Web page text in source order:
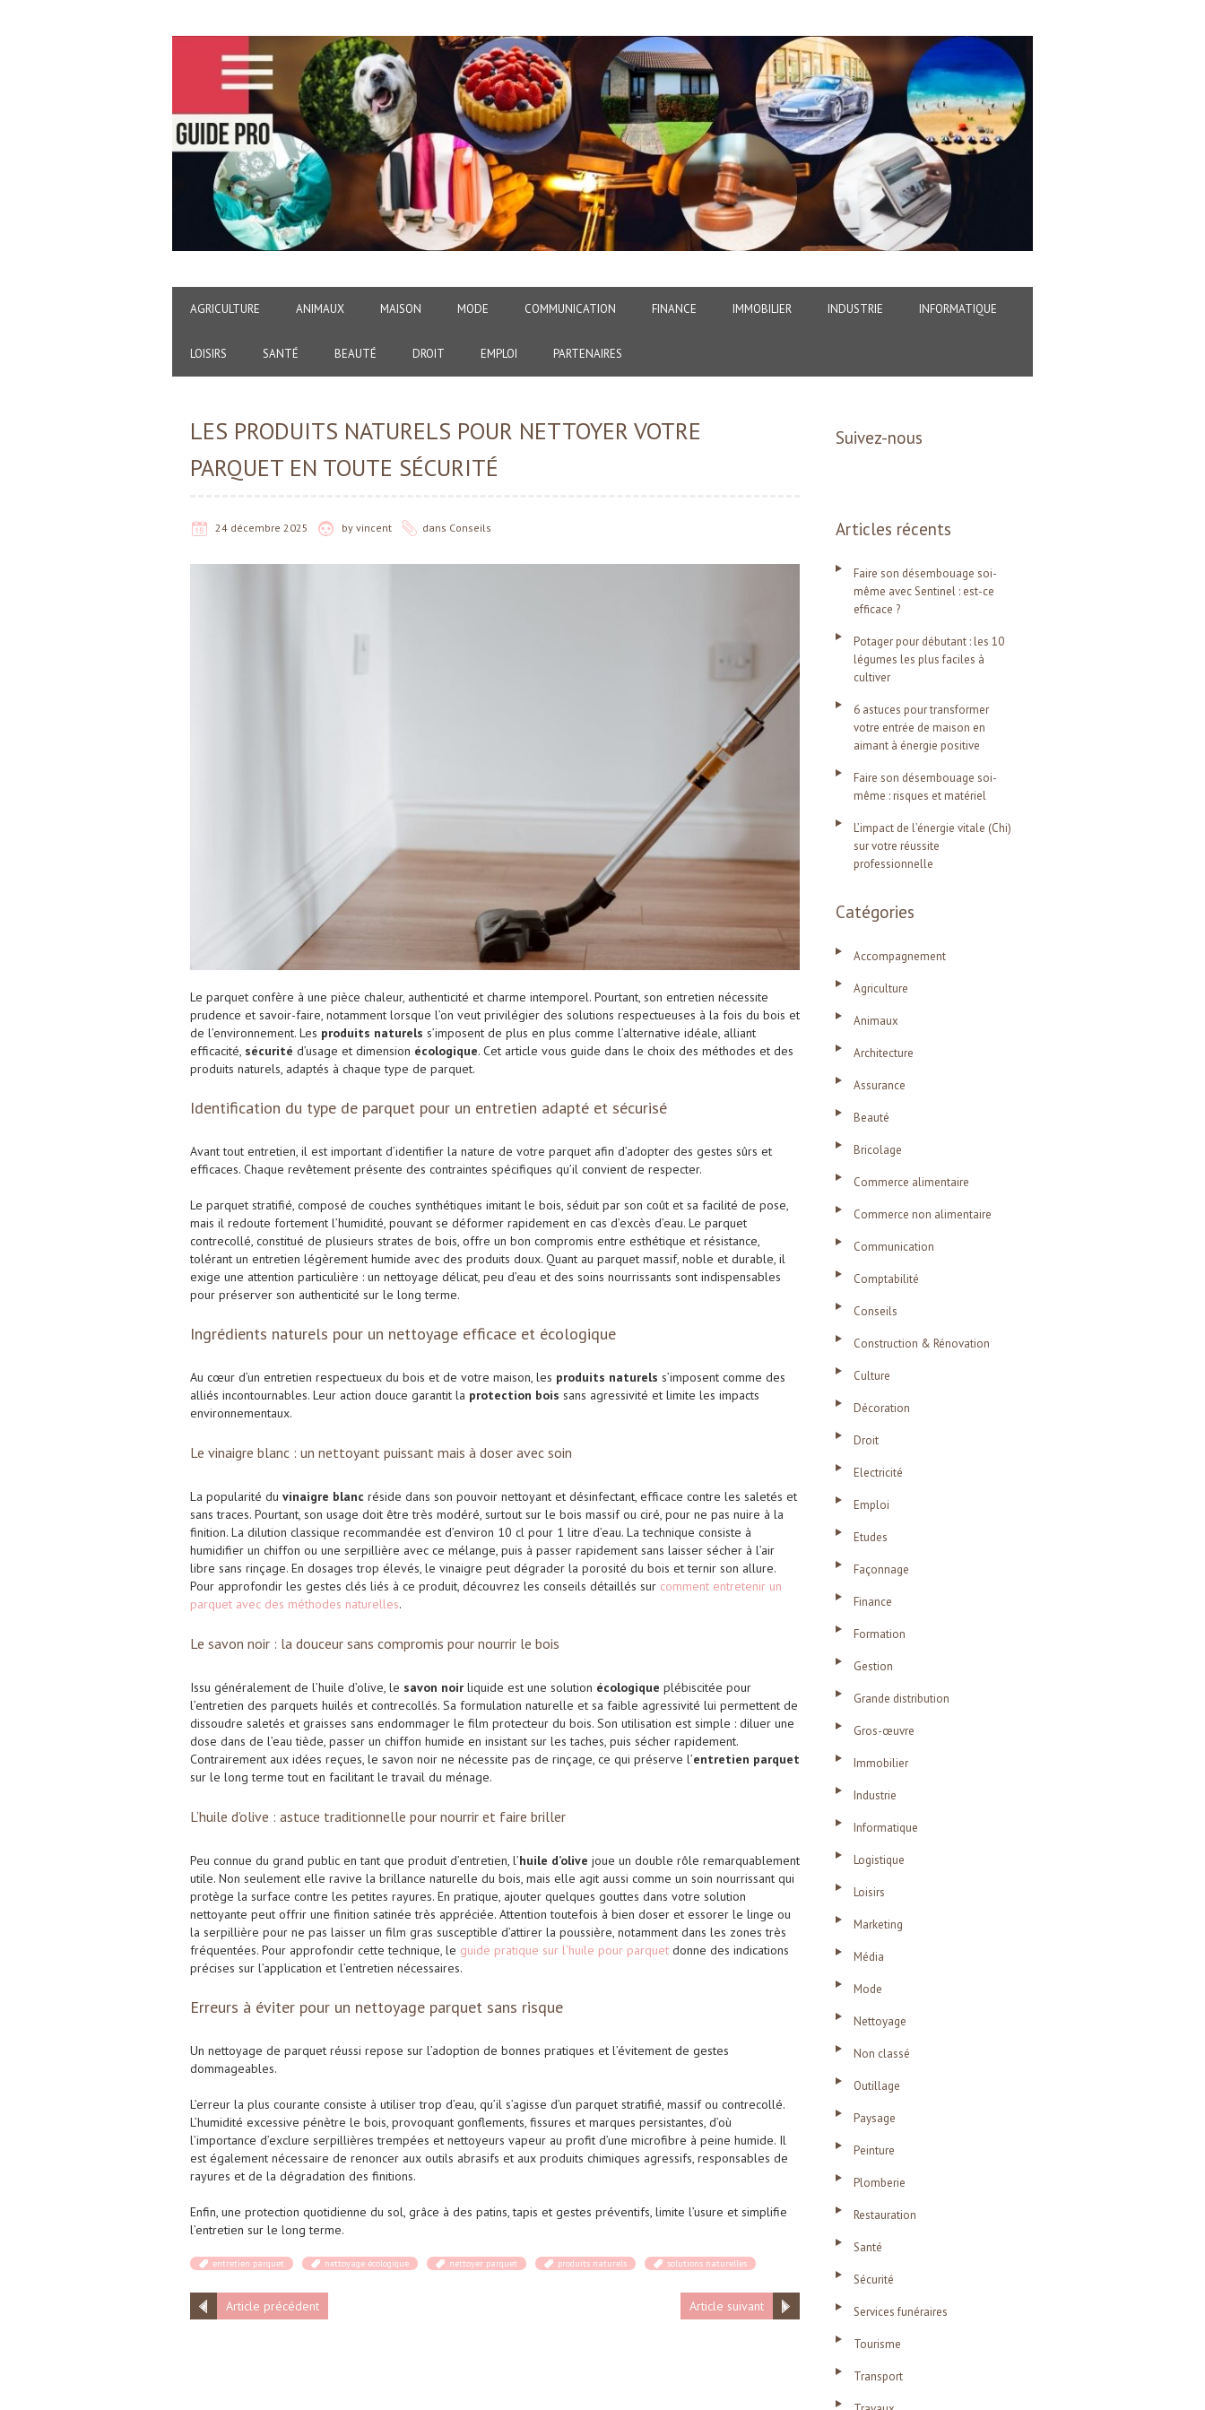
AGRICULTURE ANIMAUX MAISON MODE COMMUNICATION FINANCE IMMOBILIER INDUSTRIE INFORMATIQUE
LOISIRS SANTÉ BEAUTÉ DROIT EMPLOI PARTENAIRES
LES PRODUITS NATURELS POUR NETTOYER VOTRE
PARQUET EN TOUTE SÉCURITÉ
24 décembre 2025 by vincent dans Conseils
Le parquet confère à une pièce chaleur, authenticité et charme intemporel. Pourtant, son entretien nécessite
prudence et savoir-faire, notamment lorsque l’on veut privilégier des solutions respectueuses à la fois du bois et
de l’environnement. Les produits naturels s’imposent de plus en plus comme l’alternative idéale, alliant
efficacité, sécurité d’usage et dimension écologique. Cet article vous guide dans le choix des méthodes et des
produits naturels, adaptés à chaque type de parquet.
Identification du type de parquet pour un entretien adapté et sécurisé
Avant tout entretien, il est important d’identifier la nature de votre parquet afin d’adopter des gestes sûrs et
efficaces. Chaque revêtement présente des contraintes spécifiques qu’il convient de respecter.
Le parquet stratifié, composé de couches synthétiques imitant le bois, séduit par son coût et sa facilité de pose,
mais il redoute fortement l’humidité, pouvant se déformer rapidement en cas d’excès d’eau. Le parquet
contrecollé, constitué de plusieurs strates de bois, offre un bon compromis entre esthétique et résistance,
tolérant un entretien légèrement humide avec des produits doux. Quant au parquet massif, noble et durable, il
exige une attention particulière : un nettoyage délicat, peu d’eau et des soins nourrissants sont indispensables
pour préserver son authenticité sur le long terme.
Ingrédients naturels pour un nettoyage efficace et écologique
Au cœur d’un entretien respectueux du bois et de votre maison, les produits naturels s’imposent comme des
alliés incontournables. Leur action douce garantit la protection bois sans agressivité et limite les impacts
environnementaux.
Le vinaigre blanc : un nettoyant puissant mais à doser avec soin
La popularité du vinaigre blanc réside dans son pouvoir nettoyant et désinfectant, efficace contre les saletés et
sans traces. Pourtant, son usage doit être très modéré, surtout sur le bois massif ou ciré, pour ne pas nuire à la
finition. La dilution classique recommandée est d’environ 10 cl pour 1 litre d’eau. La technique consiste à
humidifier un chiffon ou une serpillière avec ce mélange, puis à passer rapidement sans laisser sécher à l’air
libre sans rinçage. En dosages trop élevés, le vinaigre peut dégrader la porosité du bois et ternir son allure.
Pour approfondir les gestes clés liés à ce produit, découvrez les conseils détaillés sur comment entretenir un
parquet avec des méthodes naturelles.
Le savon noir : la douceur sans compromis pour nourrir le bois
Issu généralement de l’huile d’olive, le savon noir liquide est une solution écologique plébiscitée pour
l’entretien des parquets huilés et contrecollés. Sa formulation naturelle et sa faible agressivité lui permettent de
dissoudre saletés et graisses sans endommager le film protecteur du bois. Son utilisation est simple : diluer une
dose dans de l’eau tiède, passer un chiffon humide en insistant sur les taches, puis sécher rapidement.
Contrairement aux idées reçues, le savon noir ne nécessite pas de rinçage, ce qui préserve l’entretien parquet
sur le long terme tout en facilitant le travail du ménage.
L’huile d’olive : astuce traditionnelle pour nourrir et faire briller
Peu connue du grand public en tant que produit d’entretien, l’huile d’olive joue un double rôle remarquablement
utile. Non seulement elle ravive la brillance naturelle du bois, mais elle agit aussi comme un soin nourrissant qui
protège la surface contre les petites rayures. En pratique, ajouter quelques gouttes dans votre solution
nettoyante peut offrir une finition satinée très appréciée. Attention toutefois à bien doser et essorer le linge ou
la serpillière pour ne pas laisser un film gras susceptible d’attirer la poussière, notamment dans les zones très
fréquentées. Pour approfondir cette technique, le guide pratique sur l’huile pour parquet donne des indications
précises sur l’application et l’entretien nécessaires.
Erreurs à éviter pour un nettoyage parquet sans risque
Un nettoyage de parquet réussi repose sur l’adoption de bonnes pratiques et l’évitement de gestes
dommageables.
L’erreur la plus courante consiste à utiliser trop d’eau, qu’il s’agisse d’un parquet stratifié, massif ou contrecollé.
L’humidité excessive pénètre le bois, provoquant gonflements, fissures et marques persistantes, d’où
l’importance d’exclure serpillières trempées et nettoyeurs vapeur au profit d’une microfibre à peine humide. Il
est également nécessaire de renoncer aux outils abrasifs et aux produits chimiques agressifs, responsables de
rayures et de la dégradation des finitions.
Enfin, une protection quotidienne du sol, grâce à des patins, tapis et gestes préventifs, limite l’usure et simplifie
l’entretien sur le long terme.
entretien parquet nettoyage écologique nettoyer parquet produits naturels solutions naturelles
Article précédent Article suivant
Suivez-nous
Articles récents
Faire son désembouage soi-
même avec Sentinel : est-ce
efficace ?
Potager pour débutant : les 10
légumes les plus faciles à
cultiver
6 astuces pour transformer
votre entrée de maison en
aimant à énergie positive
Faire son désembouage soi-
même : risques et matériel
L’impact de l’énergie vitale (Chi)
sur votre réussite
professionnelle
Catégories
Accompagnement
Agriculture
Animaux
Architecture
Assurance
Beauté
Bricolage
Commerce alimentaire
Commerce non alimentaire
Communication
Comptabilité
Conseils
Construction & Rénovation
Culture
Décoration
Droit
Electricité
Emploi
Etudes
Façonnage
Finance
Formation
Gestion
Grande distribution
Gros-œuvre
Immobilier
Industrie
Informatique
Logistique
Loisirs
Marketing
Média
Mode
Nettoyage
Non classé
Outillage
Paysage
Peinture
Plomberie
Restauration
Santé
Sécurité
Services funéraires
Tourisme
Transport